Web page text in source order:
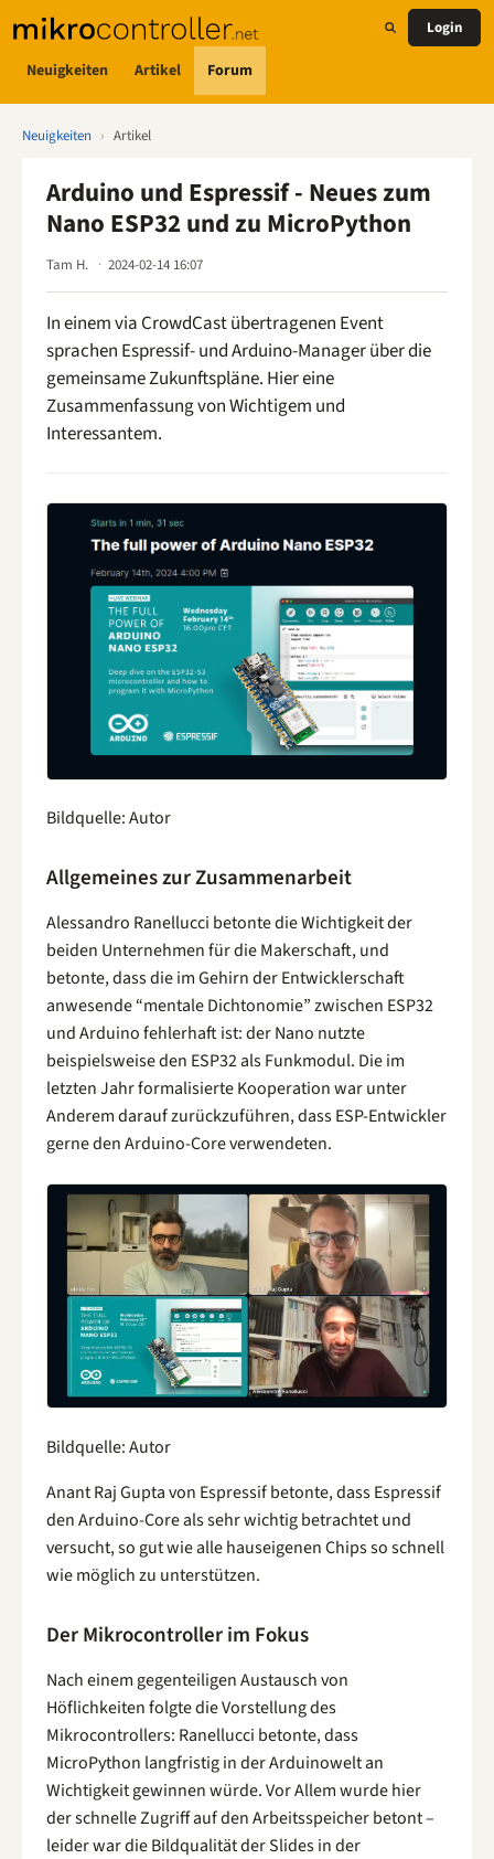
Neuigkeiten Artikel Forum
Login
Neuigkeiten › Artikel
Arduino und Espressif - Neues zum
Nano ESP32 und zu MicroPython
Tam H. 2024-02-14 16:07
In einem via CrowdCast übertragenen Event
sprachen Espressif- und Arduino-Manager über die
gemeinsame Zukunftspläne. Hier eine
Zusammenfassung von Wichtigem und
Interessantem.
Bildquelle: Autor
Allgemeines zur Zusammenarbeit
Alessandro Ranellucci betonte die Wichtigkeit der
beiden Unternehmen für die Makerschaft, und
betonte, dass die im Gehirn der Entwicklerschaft
anwesende “mentale Dichtonomie” zwischen ESP32
und Arduino fehlerhaft ist: der Nano nutzte
beispielsweise den ESP32 als Funkmodul. Die im
letzten Jahr formalisierte Kooperation war unter
Anderem darauf zurückzuführen, dass ESP-Entwickler
gerne den Arduino-Core verwendeten.
Bildquelle: Autor
Anant Raj Gupta von Espressif betonte, dass Espressif
den Arduino-Core als sehr wichtig betrachtet und
versucht, so gut wie alle hauseigenen Chips so schnell
wie möglich zu unterstützen.
Der Mikrocontroller im Fokus
Nach einem gegenteiligen Austausch von
Höflichkeiten folgte die Vorstellung des
Mikrocontrollers: Ranellucci betonte, dass
MicroPython langfristig in der Arduinowelt an
Wichtigkeit gewinnen würde. Vor Allem wurde hier
der schnelle Zugriff auf den Arbeitsspeicher betont –
leider war die Bildqualität der Slides in der